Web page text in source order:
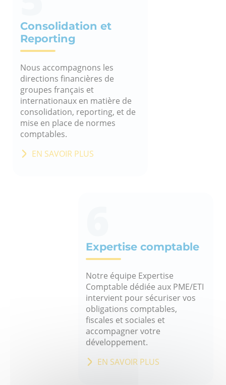
Consolidation et
Reporting
Nous accompagnons les
directions financières de
groupes français et
internationaux en matière de
consolidation, reporting, et de
mise en place de normes
comptables.
EN SAVOIR PLUS
Expertise comptable
Notre équipe Expertise
Comptable dédiée aux PME/ETI
intervient pour sécuriser vos
obligations comptables,
fiscales et sociales et
accompagner votre
développement.
EN SAVOIR PLUS